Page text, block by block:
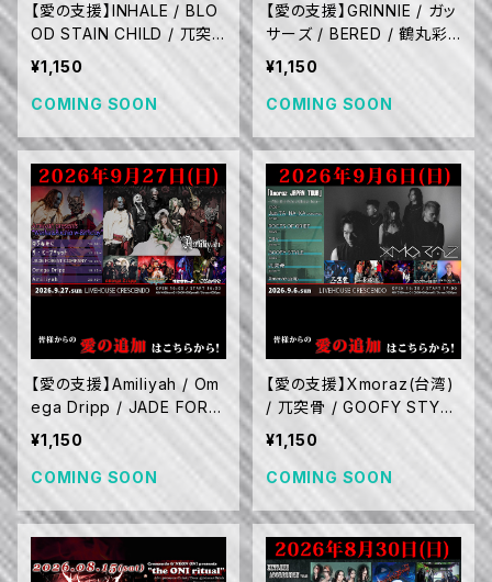
【愛の支援】INHALE / BLO
OD STAIN CHILD / 兀突
骨 / Omelas (O.A.) (10/1
7)
¥1,150
COMING SOON
【愛の支援】GRINNIE / ガッ
サーズ / BERED / 鶴丸彩
(9/18)
¥1,150
COMING SOON
【愛の支援】Amiliyah / Om
ega Dripp / JADE FORE
ST COMPANY / ザ・ヒー
ナキャット / のろゐみこ (9/
27)
¥1,150
COMING SOON
【愛の支援】Xmoraz(台湾)
/ 兀突骨 / GOOFY STYLE
/ CRY / ROOTS OF GRIE
F / Jun TA_NA_KA (VOR
CHAOS) (9/6)
¥1,150
COMING SOON